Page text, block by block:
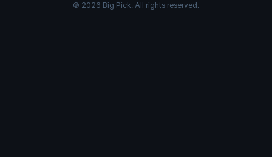
© 2026 Big Pick. All rights reserved.